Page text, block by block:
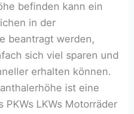
befinden kann ein
in der
beantragt werden,
sich viel sparen und
erhalten können.
ist eine
PKWs LKWs Motorräder